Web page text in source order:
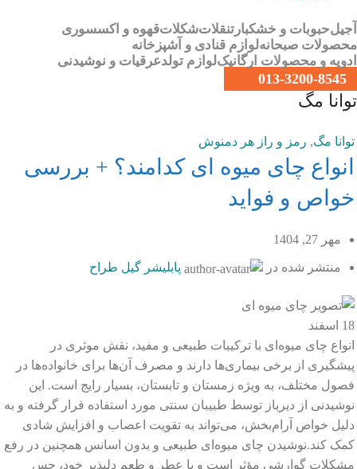
آجیلحبوبات و خشکبار تنقلاتشکلاتقهوه و اکسسوری
محصولات صبحانهلوازم قنادی و آشپزخانه
ادویه و محصولات ارگانیکلوازم تولدعرقیات و نوشیدنی
013-3200-8545
توانا مگ
توانا مگ, رمز و راز هر دمنوش
انواع چای میوه ای کدامند؟ + بررسی
خواص و فواید
مهر 27, 1404
منتشر شده در پابلیشر گیل طراح
18 اسفند
انواع چای میوه‌ای با ترکیبات طبیعی و مفید، نقش موثری در
پیشگیری از برخی بیماری‌ها دارند و مصرف آن‌ها برای خانواده‌ها در
فصول مختلف، به ویژه زمستان و تابستان، بسیار رایج است. این
نوشیدنی از دیرباز توسط طبیبان سنتی مورد استفاده قرار گرفته و به
دلیل خواص آرام‌بخش، می‌تواند به تقویت اعصاب و افزایش شادی
کمک کند.نوشیدن چای میوه‌ای طبیعی و بدون اسانس همچنین در رفع
مشکلات گوارشی مؤثر است و با عطر و طعم دلپذیر خود، حس